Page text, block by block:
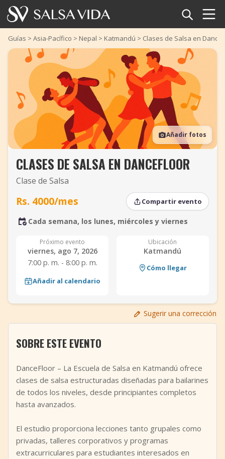
Inicio
Eventos
Noticias
Artículos
Videos
Glosario
Tienda
Añadir evento
Guías > Asia-Pacífico > Nepal > Katmandú > Clases de Salsa en
Añadir fotos
CLASES DE SALSA EN DANCEFLOOR
Clase de Salsa
Rs. 4000/mes Compartir evento
Cada semana, los lunes, miércoles y viernes
Próximo evento
viernes, ago 7, 2026
7:00 p. m. - 8:00 p. m.
Añadir al calendario
Ubicación
Katmandú
Cómo llegar
Sugerir una corrección
SOBRE ESTE EVENTO
DanceFloor – La Escuela de Salsa en Katmandú ofrece
clases de salsa estructuradas diseñadas para bailarines
de todos los niveles, desde principiantes completos
hasta avanzados.
El estudio proporciona lecciones tanto grupales como
privadas, talleres corporativos y programas
extracurriculares para estudiantes interesados en